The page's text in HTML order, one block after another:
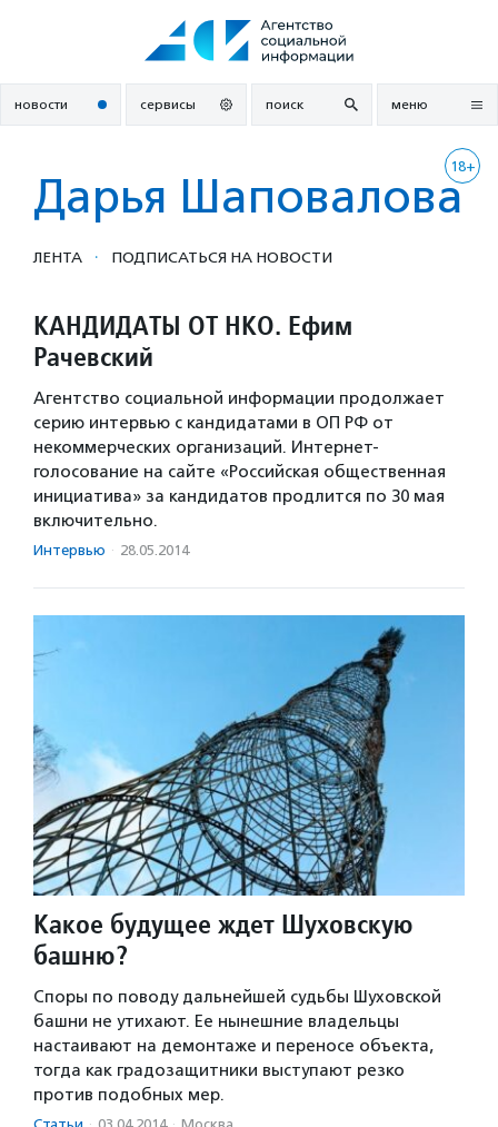
новости сервисы поиск меню
18+
Дарья Шаповалова
ЛЕНТА · ПОДПИСАТЬСЯ НА НОВОСТИ
КАНДИДАТЫ ОТ НКО. Ефим
Рачевский
Агентство социальной информации продолжает
серию интервью с кандидатами в ОП РФ от
некоммерческих организаций. Интернет-
голосование на сайте «Российская общественная
инициатива» за кандидатов продлится по 30 мая
включительно.
Интервью · 28.05.2014
Какое будущее ждет Шуховскую
башню?
Споры по поводу дальнейшей судьбы Шуховской
башни не утихают. Ее нынешние владельцы
настаивают на демонтаже и переносе объекта,
тогда как градозащитники выступают резко
против подобных мер.